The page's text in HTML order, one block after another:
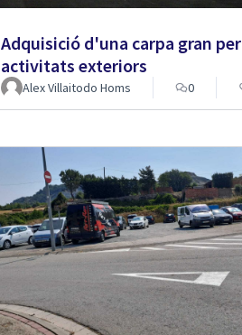
Adquisició d'una carpa gran per
activitats exteriors
Alex Villaitodo Homs 0